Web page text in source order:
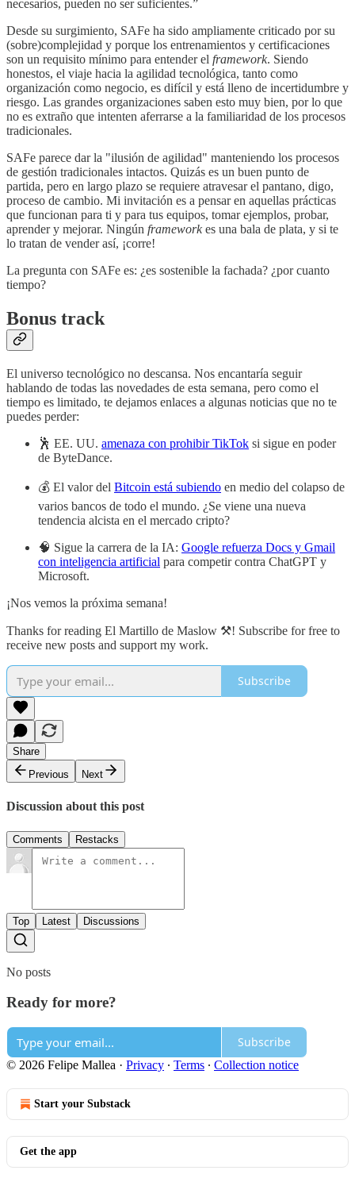
necesarios, pueden no ser suficientes.”
Desde su surgimiento, SAFe ha sido ampliamente criticado por su
(sobre)complejidad y porque los entrenamientos y certificaciones
son un requisito mínimo para entender el framework. Siendo
honestos, el viaje hacia la agilidad tecnológica, tanto como
organización como negocio, es difícil y está lleno de incertidumbre y
riesgo. Las grandes organizaciones saben esto muy bien, por lo que
no es extraño que intenten aferrarse a la familiaridad de los procesos
tradicionales.
SAFe parece dar la "ilusión de agilidad" manteniendo los procesos
de gestión tradicionales intactos. Quizás es un buen punto de
partida, pero en largo plazo se requiere atravesar el pantano, digo,
proceso de cambio. Mi invitación es a pensar en aquellas prácticas
que funcionan para ti y para tus equipos, tomar ejemplos, probar,
aprender y mejorar. Ningún frameworkes una bala de plata, y si te
lo tratan de vender así, ¡corre!
La pregunta con SAFe es: ¿es sostenible la fachada? ¿por cuanto
tiempo?
Bonus track
El universo tecnológico no descansa. Nos encantaría seguir
hablando de todas las novedades de esta semana, pero como el
tiempo es limitado, te dejamos enlaces a algunas noticias que no te
puedes perder:
🕺 EE. UU. amenaza con prohibir TikTok si sigue en poder
de ByteDance.
💰 El valor del Bitcoin está subiendo en medio del colapso de
varios bancos de todo el mundo. ¿Se viene una nueva
tendencia alcista en el mercado cripto?
🧠 Sigue la carrera de la IA: Google refuerza Docs y Gmail
con inteligencia artificial para competir contra ChatGPT y
Microsoft.
¡Nos vemos la próxima semana!
Thanks for reading El Martillo de Maslow ⚒️! Subscribe for free to
receive new posts and support my work.
Subscribe
Share
Previous
Next
Discussion about this post
Comments Restacks
Top Latest Discussions
No posts
Ready for more?
Subscribe
© 2026 Felipe Mallea · Privacy ∙ Terms ∙ Collection notice
Start your Substack
Get the app